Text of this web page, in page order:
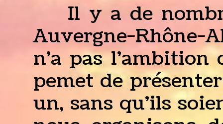
Il y a de
Auvergne-Rhône-
n'a pas l'ambition
pemet de
un, sans qu'ils